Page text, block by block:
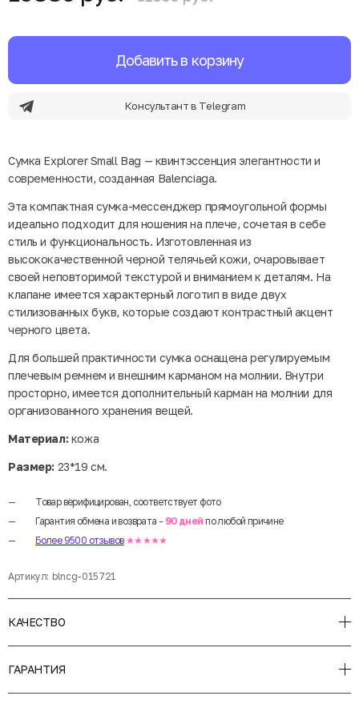
Добавить в корзину
Консультант в Telegram
Сумка Explorer Small Bag — квинтэссенция элегантности и
современности, созданная Balenciaga.
Эта компактная сумка-мессенджер прямоугольной формы
идеально подходит для ношения на плече, сочетая в себе
стиль и функциональность. Изготовленная из
высококачественной черной телячьей кожи, очаровывает
своей неповторимой текстурой и вниманием к деталям. На
клапане имеется характерный логотип в виде двух
стилизованных букв, которые создают контрастный акцент
черного цвета.
Для большей практичности сумка оснащена регулируемым
плечевым ремнем и внешним карманом на молнии. Внутри
просторно, имеется дополнительный карман на молнии для
организованного хранения вещей.
Материал:кожа
Размер: 23*19 см.
Товар верифицирован, соответствует фото
Гарантия обмена и возврата - 90 дней по любой причине
Более 9500 отзывов ★★★★★
Артикул: blncg-015721
КАЧЕСТВО
ГАРАНТИЯ